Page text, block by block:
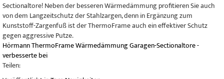
Sectionaltore! Neben der besseren Wärmedämmung profitieren Sie auch
von dem Langzeitschutz der Stahlzargen, denn in Ergänzung zum
Kunststoff-Zargenfuß ist der ThermoFrame auch ein effektiver Schutz
gegen aggressive Putze.
HörmannThermoFrameWärmedämmungGaragen-Sectionaltore-
verbessertebei
Teilen: